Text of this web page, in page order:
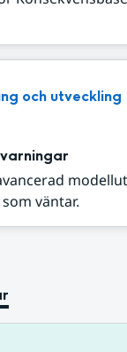
och utveckling
väntar.